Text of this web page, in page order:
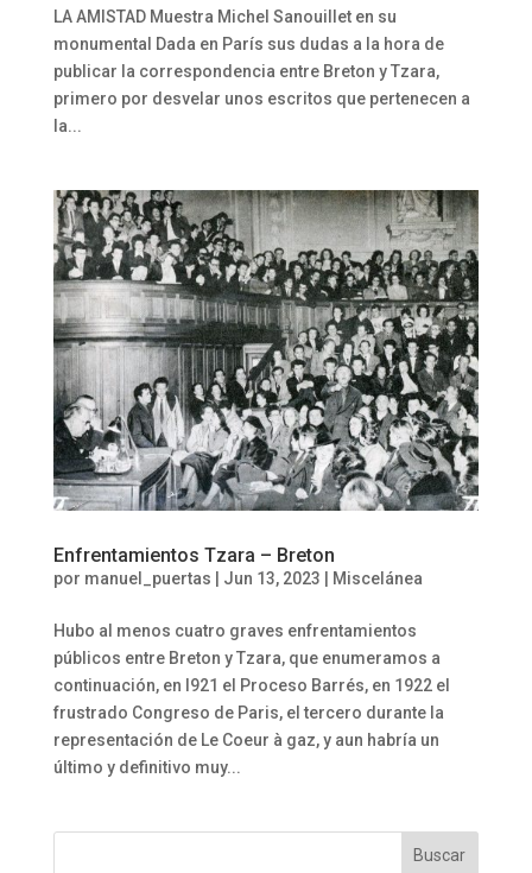
LA AMISTAD Muestra Michel Sanouillet en su
monumental Dada en París sus dudas a la hora de
publicar la correspondencia entre Breton y Tzara,
primero por desvelar unos escritos que pertenecen a
la...
Enfrentamientos Tzara – Breton
por manuel_puertas Jun 13, 2023 Miscelánea
Hubo al menos cuatro graves enfrentamientos
públicos entre Breton y Tzara, que enumeramos a
continuación, en l921 el Proceso Barrés, en 1922 el
frustrado Congreso de Paris, el tercero durante la
representación de Le Coeur à gaz, y aun habría un
último y definitivo muy...
Buscar